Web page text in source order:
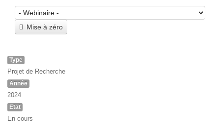
Mise à zéro
Type
Projet de Recherche
Année
2024
Etat
En cours